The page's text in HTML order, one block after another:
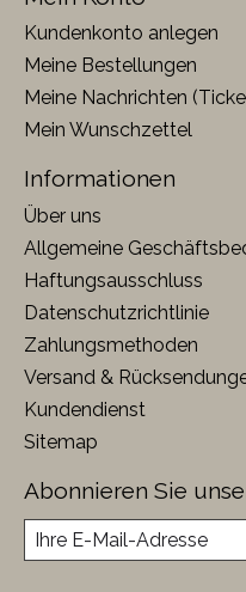
Kundenkonto anlegen
Meine Bestellungen
Meine Nachrichten
Mein Wunschzettel
Informationen
Über uns
Allgemeine
Haftungsausschluss
Datenschutzrichtlinie
Zahlungsmethoden
Versand &
Kundendienst
Sitemap
Abonnieren Sie